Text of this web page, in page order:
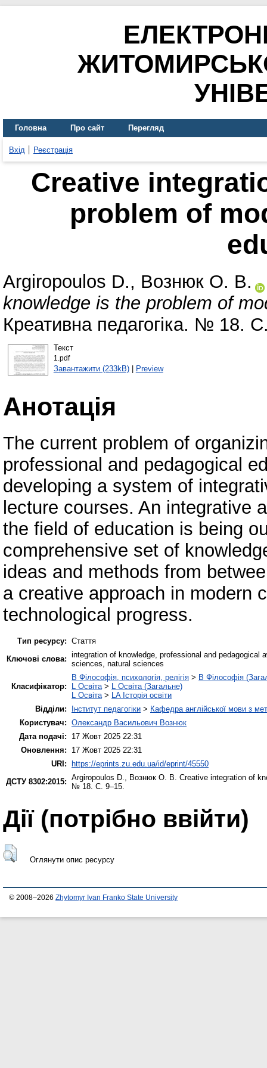
Головна Про сайт Перегляд
Вхід Реєстрація
Creative
problem of
Argiropoulos D., Вознюк О. В.
knowledge is the problem of
Креативна педагогіка. № 18.
Текст
1.pdf
Завантажити (233kB)| Preview
Анотація
The current problem of
professional and pedagogical
developing a system of
lecture courses. An integrative
the field of education is being
comprehensive set of
ideas and methods from
a creative approach in modern
technological progress.
Тип ресурсу: Стаття
Ключові слова: integration of knowledge, professional and pedagogical
sciences, natural sciences
Класифікатор:
B Філософія, психологія, релігія > B Філософія
L Освіта > L Освіта (Загальне)
L Освіта > LA Історія освіти
Відділи:
Інститут педагогіки > Кафедра англійської мови з
Користувач: Олександр Васильович Вознюк
Дата подачі:
17 Жовт 2025 22:31
Оновлення:
17 Жовт 2025 22:31
URI: https://eprints.zu.edu.ua/id/eprint/45550
ДСТУ 8302:2015: Argiropoulos D. Вознюк О. В. Creative integration of
№ 18. С. 9–15.
Дії ​​(потрібно ввійти)
Оглянути опис ресурсу
© 2008–2026 Zhytomyr Ivan Franko State University